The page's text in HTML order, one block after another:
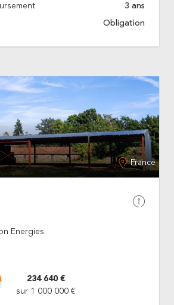
3 ans
Obligation
France
Energies
234 640 €
sur 1 000 000 €